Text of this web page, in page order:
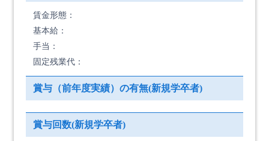
賃金形態：
基本給：
手当：
固定残業代：
賞与（前年度実績）の有無(新規学卒者)
賞与回数(新規学卒者)